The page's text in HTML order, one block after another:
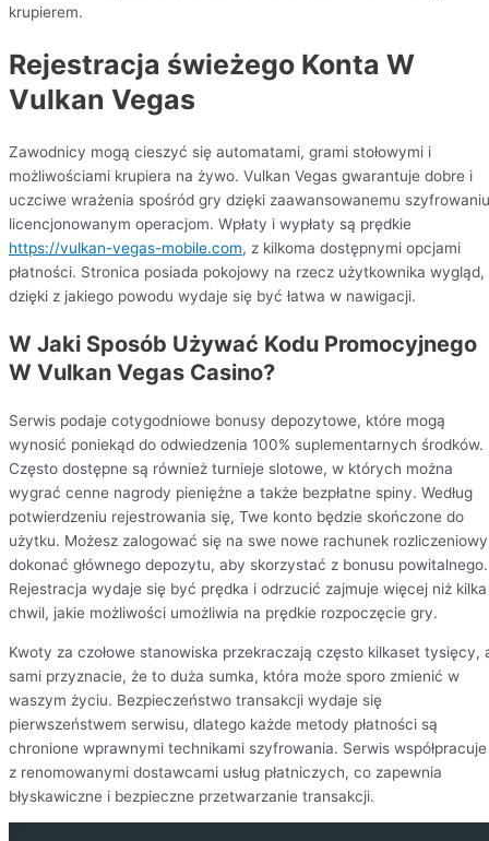
krupierem.
Rejestracja świeżego Konta W
Vulkan Vegas
Zawodnicy mogą cieszyć się automatami, grami stołowymi i
możliwościami krupiera na żywo. Vulkan Vegas gwarantuje dobre i
uczciwe wrażenia spośród gry dzięki zaawansowanemu
licencjonowanym operacjom. Wpłaty i wypłaty są prędkie
https://vulkan-vegas-mobile.com, z kilkoma dostępnymi opcjami
płatności. Stronica posiada pokojowy na rzecz użytkownika wygląd,
dzięki z jakiego powodu wydaje się być łatwa w nawigacji.
W Jaki Sposób Używać Kodu Promocyjnego
W Vulkan Vegas Casino?
Serwis podaje cotygodniowe bonusy depozytowe, które mogą
wynosić poniekąd do odwiedzenia 100% suplementarnych środków.
Często dostępne są również turnieje slotowe, w których można
wygrać cenne nagrody pieniężne a także bezpłatne spiny. Według
potwierdzeniu rejestrowania się, Twe konto będzie skończone do
użytku. Możesz zalogować się na swe nowe rachunek
dokonać głównego depozytu, aby skorzystać z bonusu powitalnego.
Rejestracja wydaje się być prędka i odrzucić zajmuje więcej niż kilka
chwil, jakie możliwości umożliwia na prędkie rozpoczęcie gry.
Kwoty za czołowe stanowiska przekraczają często kilkaset tysięcy,
sami przyznacie, że to duża sumka, która może sporo zmienić w
waszym życiu. Bezpieczeństwo transakcji wydaje się
pierwszeństwem serwisu, dlatego każde metody płatności są
chronione wprawnymi technikami szyfrowania. Serwis współpracuje
z renomowanymi dostawcami usług płatniczych, co zapewnia
błyskawiczne i bezpieczne przetwarzanie transakcji.